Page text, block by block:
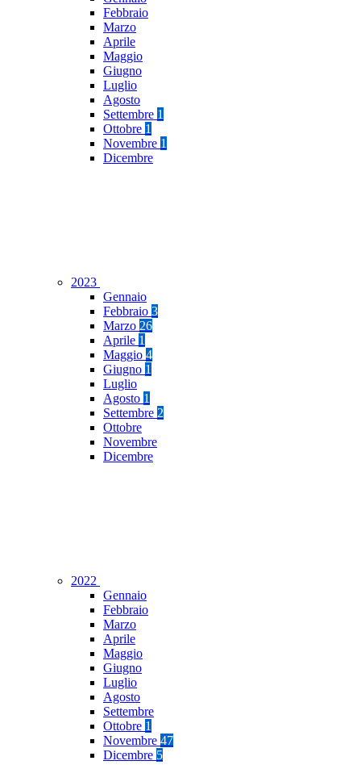
Febbraio
Marzo
Aprile
Maggio
Giugno
Luglio
Agosto
Settembre 1
Ottobre 1
Novembre 1
Dicembre
2023
Gennaio
Febbraio 3
Marzo 26
Aprile 1
Maggio 4
Giugno 1
Luglio
Agosto 1
Settembre 2
Ottobre
Novembre
Dicembre
2022
Gennaio
Febbraio
Marzo
Aprile
Maggio
Giugno
Luglio
Agosto
Settembre
Ottobre 1
Novembre 47
Dicembre 5